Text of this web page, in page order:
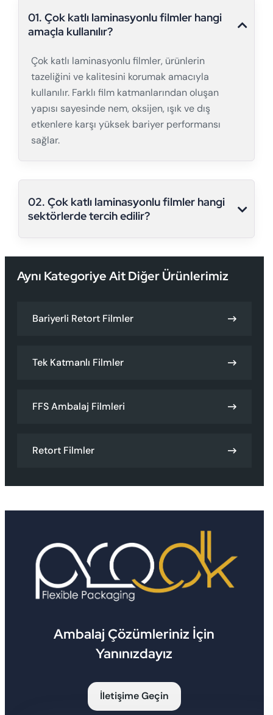
01. Çok katlı laminasyonlu filmler hangi
amaçla kullanılır?
Çok katlı laminasyonlu filmler, ürünlerin
tazeliğini ve kalitesini korumak amacıyla
kullanılır. Farklı film katmanlarından oluşan
yapısı sayesinde nem, oksijen, ışık ve dış
etkenlere karşı yüksek bariyer performansı
sağlar.
02. Çok katlı laminasyonlu filmler hangi
sektörlerde tercih edilir?
Aynı Kategoriye AitDiğer Ürünlerimiz
Bariyerli Retort Filmler
Tek Katmanlı Filmler
FFS Ambalaj Filmleri
Retort Filmler
Ambalaj Çözümleriniz İçin
Yanınızdayız
İletişime Geçin